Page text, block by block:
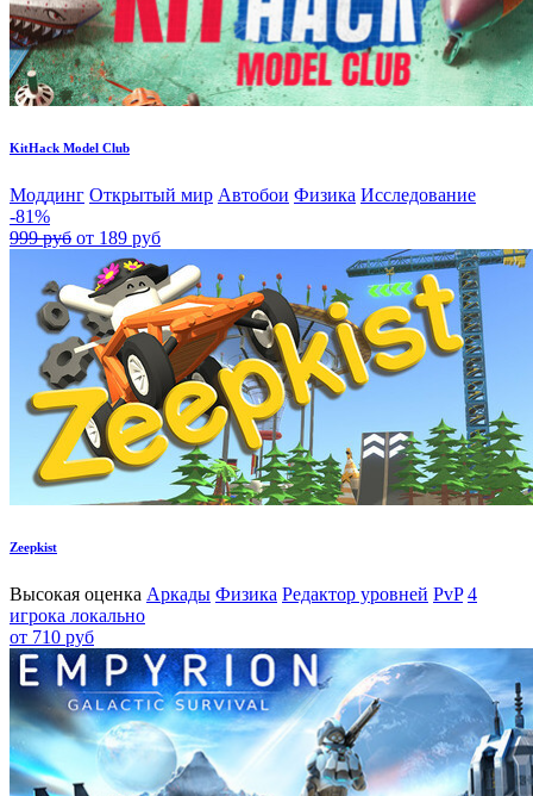
KitHack Model Club
Моддинг Открытый мир Автобои Физика Исследование
-81%
999 руб от 189 руб
Zeepkist
Высокая оценка Аркады Физика Редактор уровней PvP 4
игрока локально
от 710 руб